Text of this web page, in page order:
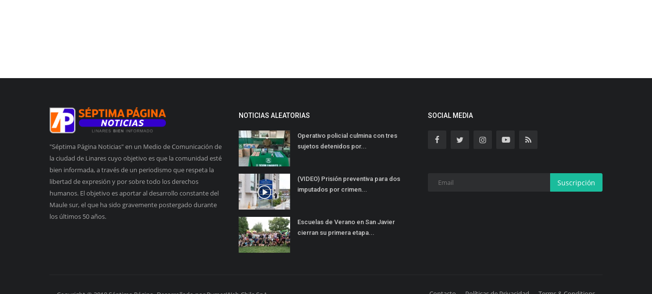
"Séptima Página Noticias" en un Medio de Comunicación de
la ciudad de Linares cuyo objetivo es que la comunidad esté
bien informada, a través de un periodismo que respeta la
libertad de expresión y por sobre todo los derechos
humanos. El objetivo es aportar al desarrollo constante del
Maule sur, el que ha sido gravemente postergado durante
los últimos 50 años.
NOTICIAS ALEATORIAS
Operativo policial culmina con tres
sujetos detenidos por...
(VIDEO) Prisión preventiva para dos
imputados por crimen...
Escuelas de Verano en San Javier
cierran su primera etapa...
SOCIAL MEDIA
Suscripción